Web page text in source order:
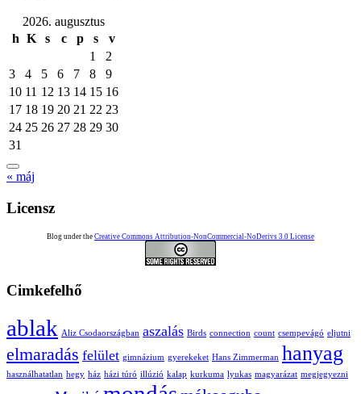
2026. augusztus
h K s c p s
v
1
2
3
4 5 6 7 8
9
10 11 12 13 14 15 16
17 18 19 20 21 22 23
24 25 26 27 28 29 30
31
« máj
Licensz
Blog under the Creative Commons Attribution-NonCommercial-NoDerivs 3.0 License
Cimkefelhő
ablak Aliz Csodaországban aszalás Birds connection count csempevágó eljutni
elmaradás felület gimnázium gyerekeket Hans Zimmerman hanyag
használhatatlan hegy ház házi túró illúzió kalap kurkuma lyukas magyarázat megjegyezni